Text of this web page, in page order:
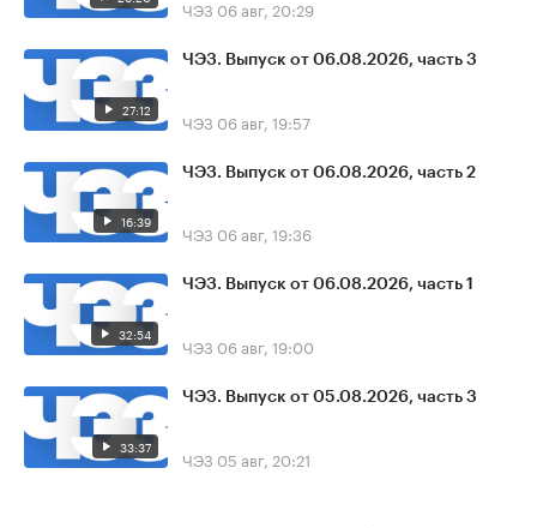
ЧЭЗ 06 авг, 20:29
27:12
ЧЭЗ. Выпуск от 06.08.2026, часть 3
ЧЭЗ 06 авг, 19:57
16:39
ЧЭЗ. Выпуск от 06.08.2026, часть 2
ЧЭЗ 06 авг, 19:36
32:54
ЧЭЗ. Выпуск от 06.08.2026, часть 1
ЧЭЗ 06 авг, 19:00
33:37
ЧЭЗ. Выпуск от 05.08.2026, часть 3
ЧЭЗ 05 авг, 20:21